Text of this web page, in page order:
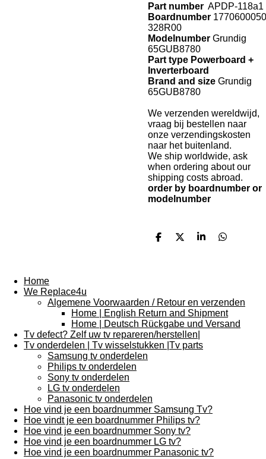
Part number APDP-118a1
Board number 1770600050
328R00
Modelnumber Grundig
65GUB8780
Part type Powerboard +
Inverterboard
Brand and size Grundig
65GUB8780
We verzenden wereldwijd,
vraag bij bestellen naar
onze verzendingskosten
naar het buitenland.
We ship worldwide, ask
when ordering about our
shipping costs abroad.
order by boardnumber or
modelnumber
D
D
S
D
Home
We Replace4u
Algemene Voorwaarden / Retour en verzenden
Home | English Return and Shipment
Home | Deutsch Rückgabe und Versand
Tv defect? Zelf uw tv repareren/herstellen|
Tv onderdelen | Tv wisselstukken |Tv parts
Samsung tv onderdelen
Philips tv onderdelen
Sony tv onderdelen
LG tv onderdelen
Panasonic tv onderdelen
Hoe vind je een boardnummer Samsung Tv?
Hoe vindt je een boardnummer Philips tv?
Hoe vind je een boardnummer Sony tv?
Hoe vind je een boardnummer LG tv?
Hoe vind je een boardnummer Panasonic tv?